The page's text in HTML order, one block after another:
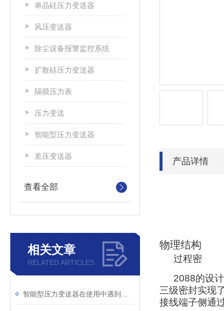
单晶硅压力变送器
风压变送器
除尘设备报警监控系统
扩散硅压力变送器
隔膜压力表
压力变送
智能型压力变送器
差压变送器
查看全部
相关文章
RELATED ARTICLES
产品详情
物理结构
过程密
2088的设
三级密封实现
接线端子侧通